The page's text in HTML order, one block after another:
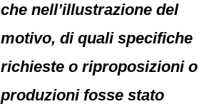
che nell’illustrazione del
motivo, di quali specifiche
richieste o riproposizioni o
produzioni fosse stato